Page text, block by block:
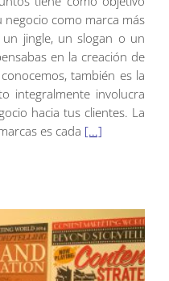
como marca más
jingle, un slogan o un
en la creación de
también es la
integralmente involucra
hacia tus clientes. La
es cada [...]